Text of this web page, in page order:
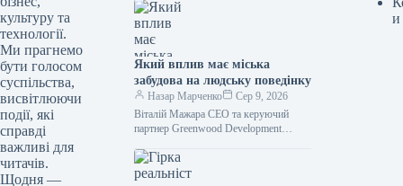
культуру та
технології.
Ми прагнемо
бути голосом
суспільства,
висвітлюючи
події, які
справді
важливі для
читачів.
Щодня —
Унаслідок обстрілу з боку Росії 5
серпня повністю зруйновано офіс та…
Який вплив має міська
забудова на людську поведінку
Назар Марченко
Сер 9, 2026
Віталій Мажара CEO та керуючий
партнер Greenwood Development
оцінюються за зовнішнім виглядом,
плануванням, інноваційними
и